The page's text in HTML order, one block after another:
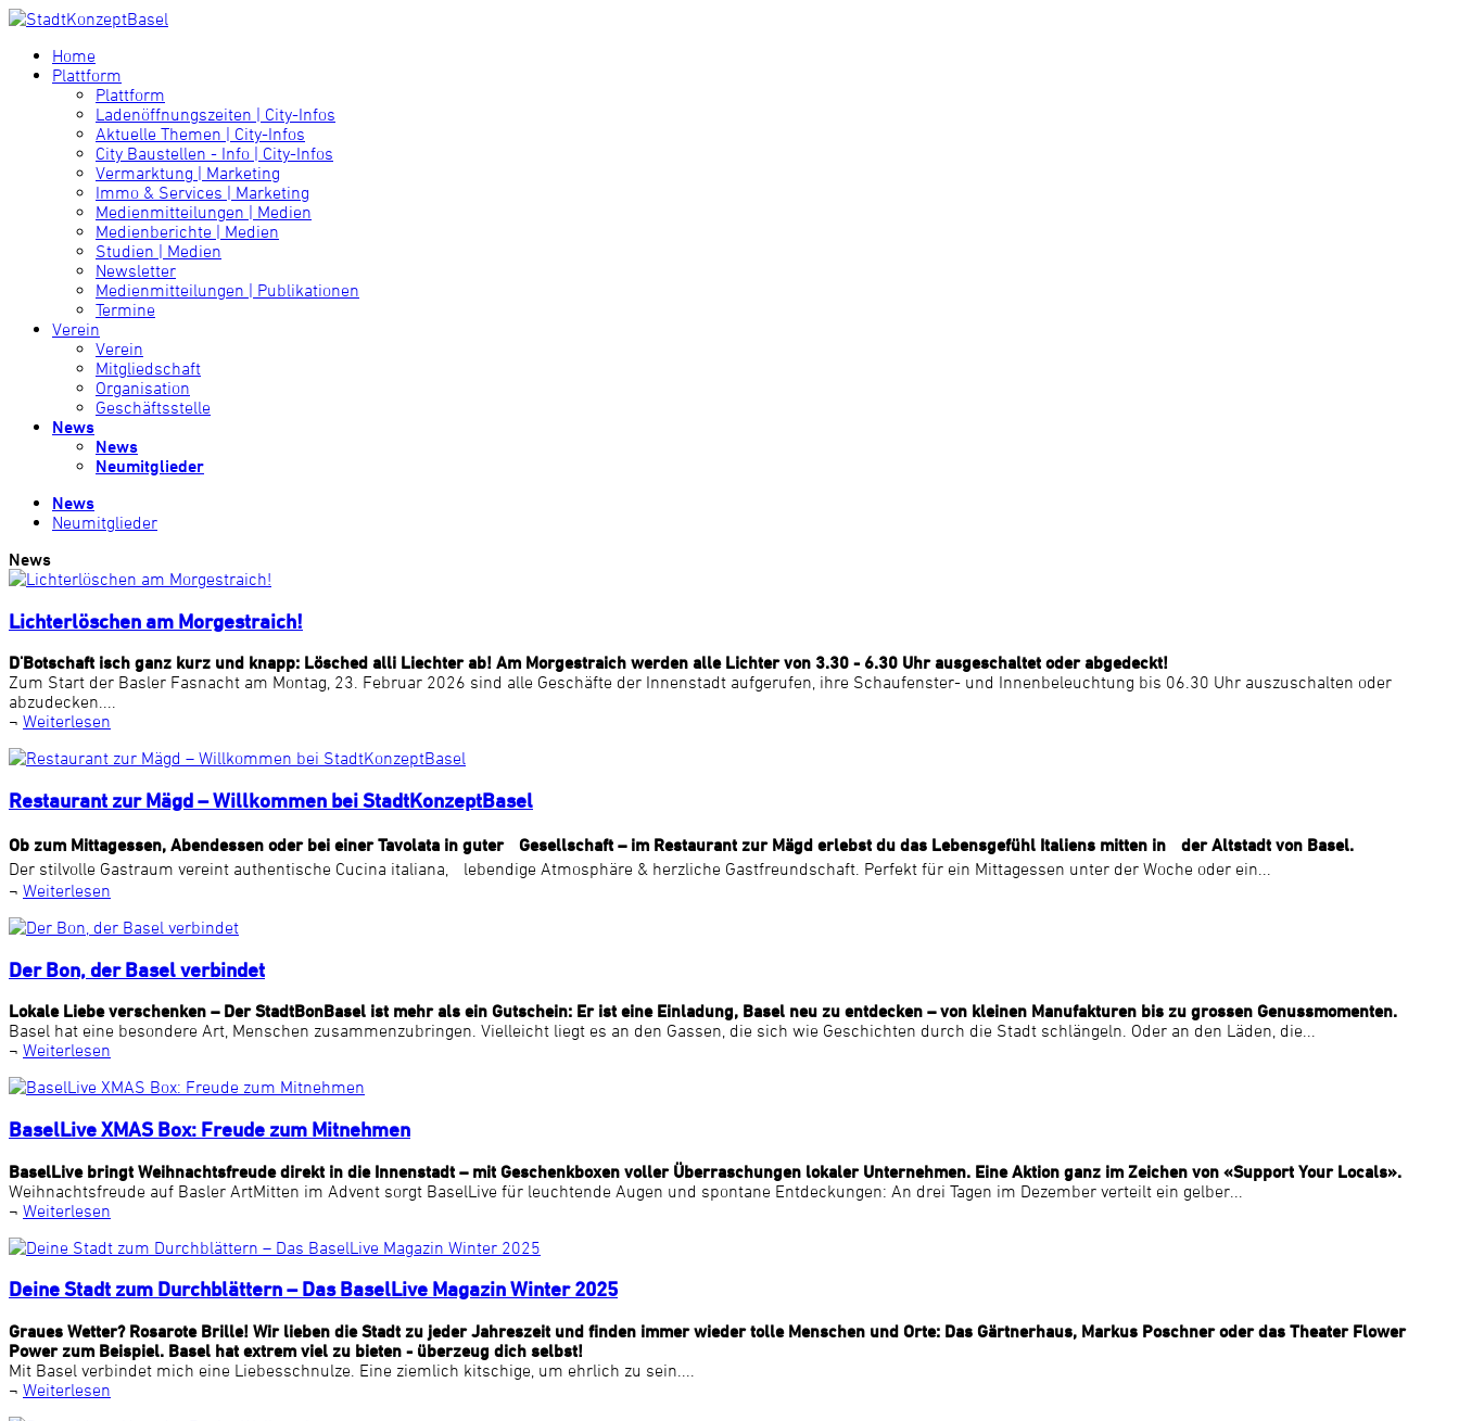
Home
Plattform
Plattform
Ladenöffnungszeiten | City-Infos
Aktuelle Themen | City-Infos
City Baustellen - Info | City-Infos
Vermarktung | Marketing
Immo & Services | Marketing
Medienmitteilungen | Medien
Medienberichte | Medien
Studien | Medien
Newsletter
Medienmitteilungen | Publikationen
Termine
Verein
Verein
Mitgliedschaft
Organisation
Geschäftsstelle
News
News
Neumitglieder
News
Neumitglieder
News
Lichterlöschen am Morgestraich!
D'Botschaft isch ganz kurz und knapp: Lösched alli Liechter ab! Am Morgestraich werden alle Lichter von 3.30 - 6.30 Uhr ausgeschaltet oder abgedeckt!
Zum Start der Basler Fasnacht am Montag, 23. Februar 2026 sind alle Geschäfte der Innenstadt aufgerufen, ihre Schaufenster- und Innenbeleuchtung bis 06.30 Uhr auszuschalten oder
abzudecken....
¬ Weiterlesen
Restaurant zur Mägd – Willkommen bei StadtKonzeptBasel
Ob zum Mittagessen, Abendessen oder bei einer Tavolata in guter Gesellschaft – im Restaurant zur Mägd erlebst du das Lebensgefühl Italiens mitten in der Altstadt von Basel.
Der stilvolle Gastraum vereint authentische Cucina italiana, lebendige Atmosphäre & herzliche Gastfreundschaft. Perfekt für ein Mittagessen unter der Woche oder ein...
¬ Weiterlesen
Der Bon, der Basel verbindet
Lokale Liebe verschenken – Der StadtBonBasel ist mehr als ein Gutschein: Er ist eine Einladung, Basel neu zu entdecken – von kleinen Manufakturen bis zu grossen Genussmomenten.
Basel hat eine besondere Art, Menschen zusammenzubringen. Vielleicht liegt es an den Gassen, die sich wie Geschichten durch die Stadt schlängeln. Oder an den Läden, die...
¬ Weiterlesen
BaselLive XMAS Box: Freude zum Mitnehmen
BaselLive bringt Weihnachtsfreude direkt in die Innenstadt – mit Geschenkboxen voller Überraschungen lokaler Unternehmen. Eine Aktion ganz im Zeichen von «Support Your Locals».
Weihnachtsfreude auf Basler ArtMitten im Advent sorgt BaselLive für leuchtende Augen und spontane Entdeckungen: An drei Tagen im Dezember verteilt ein gelber...
¬ Weiterlesen
Deine Stadt zum Durchblättern – Das BaselLive Magazin Winter 2025
Graues Wetter? Rosarote Brille! Wir lieben die Stadt zu jeder Jahreszeit und finden immer wieder tolle Menschen und Orte: Das Gärtnerhaus, Markus Poschner oder das Theater Flower
Power zum Beispiel. Basel hat extrem viel zu bieten - überzeug dich selbst!
Mit Basel verbindet mich eine Liebesschnulze. Eine ziemlich kitschige, um ehrlich zu sein....
¬ Weiterlesen